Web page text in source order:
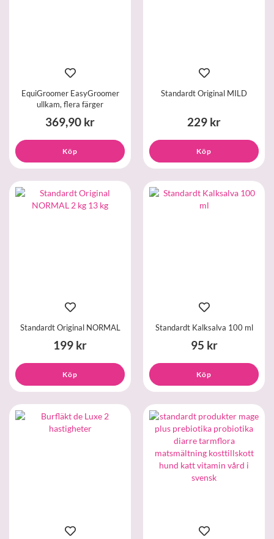
EquiGroomer EasyGroomer
ullkam, flera färger
369,90 kr
Köp
Standardt Original MILD
229 kr
Köp
Standardt Original NORMAL
199 kr
Köp
Standardt Kalksalva 100 ml
95 kr
Köp